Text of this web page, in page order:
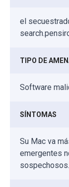
el
TIPO DE
Software
SÍNTOMAS
Su Mac va
emergentes
sospechosos.